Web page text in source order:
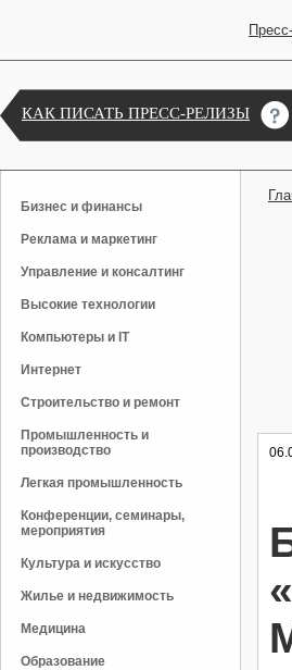
КАК ПИСАТЬ ПРЕСС-РЕЛИЗЫ
Бизнес и финансы
Реклама и маркетинг
Управление и консалтинг
Высокие технологии
Компьютеры и IT
Интернет
Строительство и ремонт
Промышленность и
производство
Легкая промышленность
Конференции, семинары,
мероприятия
Культура и искусство
Жилье и недвижимость
Медицина
Образование